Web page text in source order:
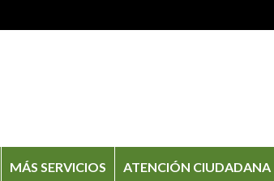
MÁS SERVICIOS ATENCIÓN CIUDADANA